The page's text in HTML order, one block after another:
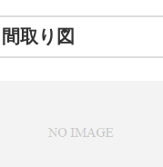
間取り図